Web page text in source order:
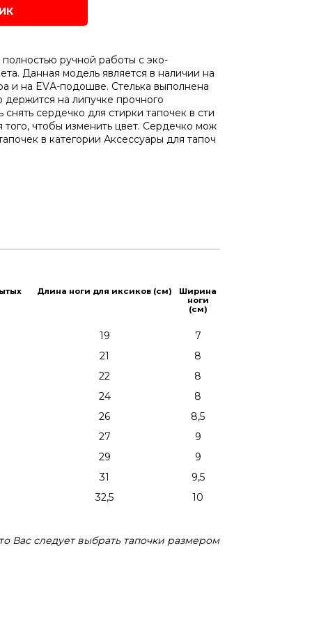
полностью ручной работы с эко-
Данная модель является в наличии на
и на EVА-подошве. Стелька выполнена
держится на липучке прочного
снять сердечко для стирки тапочек в сти
того, чтобы изменить цвет. Сердечко мож
в категории Аксессуары для тапоч
Длина ноги для иксиков (см)
Ширина
ноги
(см)
19
7
21
8
22
8
24
8
26
8,5
27
9
29
9
31
9,5
32,5
10
Вас следует выбрать тапочки размером